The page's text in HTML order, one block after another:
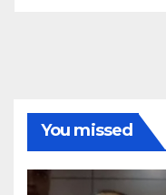
You missed